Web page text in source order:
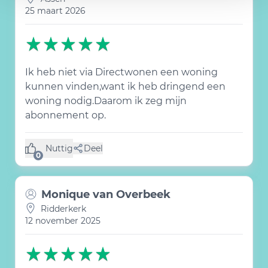
25 maart 2026
Ik heb niet via Directwonen een woning
kunnen vinden,want ik heb dringend een
woning nodig.Daarom ik zeg mijn
abonnement op.
0
Nuttig
(0 like) Deel
Monique van Overbeek
Ridderkerk
12 november 2025